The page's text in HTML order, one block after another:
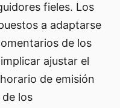
fieles. Los
a adaptarse
de los
ajustar el
de emisión
los